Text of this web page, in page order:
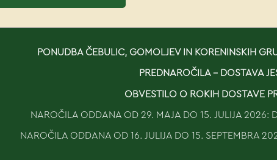
PONUDBA ČEBULIC, GOMOLJEV IN KORENINSKIH
PREDNAROČILA - DOSTAVA
OBVESTILO O ROKIH DOSTAVE
NAROČILA ODDANA OD 29. MAJA DO 15. JULIJA 2026:
NAROČILA ODDANA OD 16. JULIJA DO 15. SEPTEMBRA